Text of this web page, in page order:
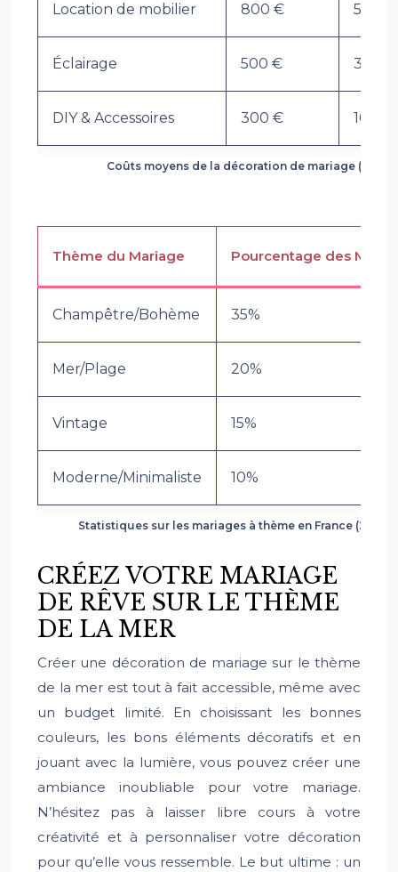
Coûts moyens de la décoration de mariage
Location de mobilier 800 € 500 €
Éclairage 500 € 300 €
DIY & Accessoires 300 € 100 €
Statistiques sur les mariages à thème en France (2023)
Thème du Mariage Pourcentage des
Champêtre/Bohème 35%
Mer/Plage 20%
Vintage 15%
Moderne/Minimaliste 10%
CRÉEZ VOTRE MARIAGE
DE RÊVE SUR LE THÈME
DE LA MER
Créer une décoration de mariage sur le thème
de la mer est tout à fait accessible, même avec
un budget limité. En choisissant les bonnes
couleurs, les bons éléments décoratifs et en
jouant avec la lumière, vous pouvez créer une
ambiance inoubliable pour votre mariage.
N’hésitez pas à laisser libre cours à votre
créativité et à personnaliser votre décoration
pour qu’elle vous ressemble. Le but ultime : un